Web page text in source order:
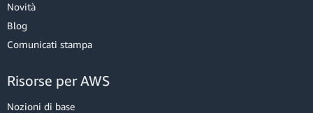
Novità
Blog
Comunicati stampa
Risorse per AWS
Nozioni di base